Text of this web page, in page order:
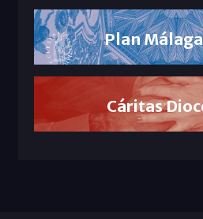
Plan
Cáritas